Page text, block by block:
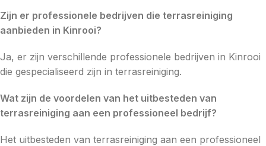
Zijn er professionele bedrijven die terrasreiniging
aanbieden in Kinrooi?
Ja, er zijn verschillende professionele bedrijven in Kinrooi
die gespecialiseerd zijn in terrasreiniging.
Wat zijn de voordelen van het uitbesteden van
terrasreiniging aan een professioneel bedrijf?
Het uitbesteden van terrasreiniging aan een professioneel